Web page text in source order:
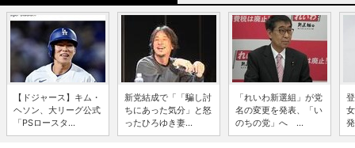
【ドジャース】キム・
ヘソン、大リーグ公式
「PSロースタ...
新党結成で「「騙し討
ちにあった気分」と怒
ったひろゆき妻...
「れいわ新選組」が党
名の変更を発表、「い
のちの党」へ ...